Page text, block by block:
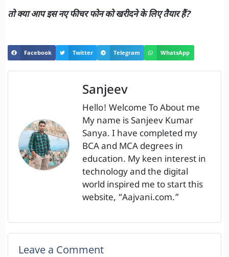
तो क्या आप इस नए फीचर फोन को खरीदने के लिए तैयार हैं?
Facebook Twitter Telegram WhatsApp
Sanjeev
Hello! Welcome To About me
My name is Sanjeev Kumar
Sanya. I have completed my
BCA and MCA degrees in
education. My keen interest in
technology and the digital
world inspired me to start this
website, “Aajvani.com.”
Leave a Comment